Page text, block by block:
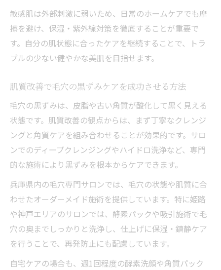
敏感肌は外部刺激に弱いため、日常のホームケアでも摩
擦を避け、保湿・紫外線対策を徹底することが重要で
す。自分の肌状態に合ったケアを継続することで、トラ
ブルの少ない健やかな美肌を目指せます。
肌質改善で毛穴の黒ずみケアを成功させる方法
毛穴の黒ずみは、皮脂や古い角質が酸化して黒く見える
状態です。肌質改善の観点からは、まず丁寧なクレンジ
ングと角質ケアを組み合わせることが効果的です。サロ
ンでのディープクレンジングやハイドロ洗浄など、専門
的な施術により黒ずみを根本からケアできます。
兵庫県内の毛穴専門サロンでは、毛穴の状態や肌質に合
わせたオーダーメイド施術を提供しています。特に姫路
や神戸エリアのサロンでは、酵素パックや吸引施術で毛
穴の奥までしっかりと洗浄し、仕上げに保湿・鎮静ケア
を行うことで、再発防止にも配慮しています。
自宅ケアの場合も、週1回程度の酵素洗顔や角質パック